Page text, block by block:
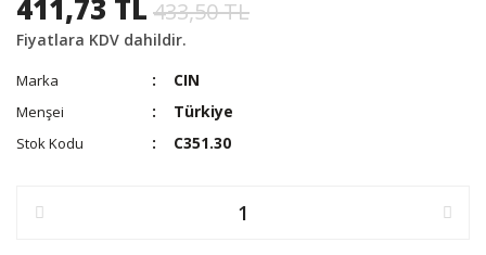
411,73 TL 433,50 TL
Fiyatlara KDV dahildir.
Marka CIN
Menşei Türkiye
Stok Kodu C351.30